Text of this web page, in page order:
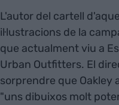
L'autor del cartell
il·lustracions de la
que actualment viu a
Urban Outfitters. El
sorprendre que Oakley
"uns dibuixos molt